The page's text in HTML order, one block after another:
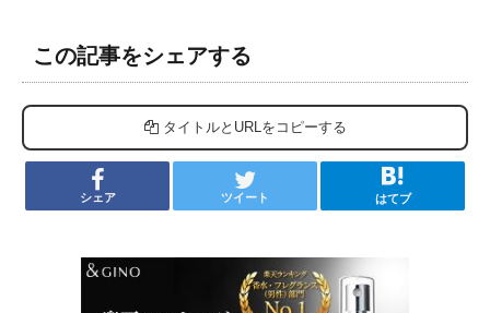
この記事をシェアする
タイトルとURLをコピーする
シェア ツイート はてブ